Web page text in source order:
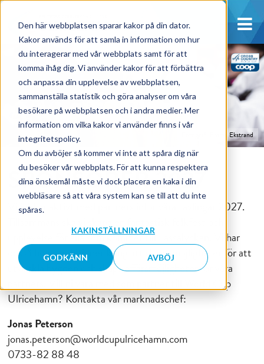
Den här webbplatsen sparar kakor på din dator.
Kakor används för att samla in information om hur
du interagerar med vår webbplats samt för att
komma ihåg dig. Vi använder kakor för att förbättra
och anpassa din upplevelse av webbplatsen,
sammanställa statistik och göra analyser om våra
besökare på webbplatsen och i andra medier. Mer
information om vilka kakor vi använder finns i vår
integritetspolicy.
Om du avböjer så kommer vi inte att spåra dig när
du besöker vår webbplats. För att kunna respektera
dina önskemål måste vi dock placera en kaka i din
webbläsare så att våra system kan se till att du inte
spåras.
KAKINSTÄLLNINGAR
GODKÄNN AVBÖJ
Fotograf: Emma Ekstrand
SPONSORER 2027
Vi jobbar aktivt med partners inför våra tävlingar 2027.
Tillsammans ska vi skapa en fantastisk folkfest och
upplevelse för alla som kommer till Lassalyckan. Vi har
också höga ambitioner kring att skapa möjligheter för att
utveckla bygden och skapa affärsmöjligheter för våra
partners. Vill ni vara med som partner till World Cup
Ulricehamn? Kontakta vår marknadschef:
Jonas Peterson
jonas.peterson@worldcupulricehamn.com
0733-82 88 48